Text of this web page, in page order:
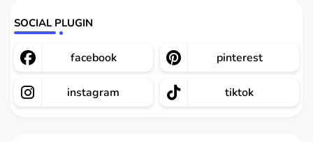
SOCIAL PLUGIN
facebook pinterest
instagram tiktok